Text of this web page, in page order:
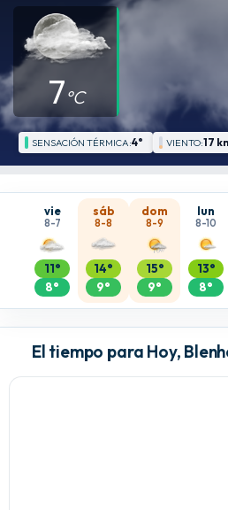
7°C
SENSACIÓN TÉRMICA:4° VIENTO:17
vie
8-7
11°
8°
sáb
8-8
14°
9°
dom
8-9
15°
9°
lun
8-10
13°
8°
El tiempo para Hoy,